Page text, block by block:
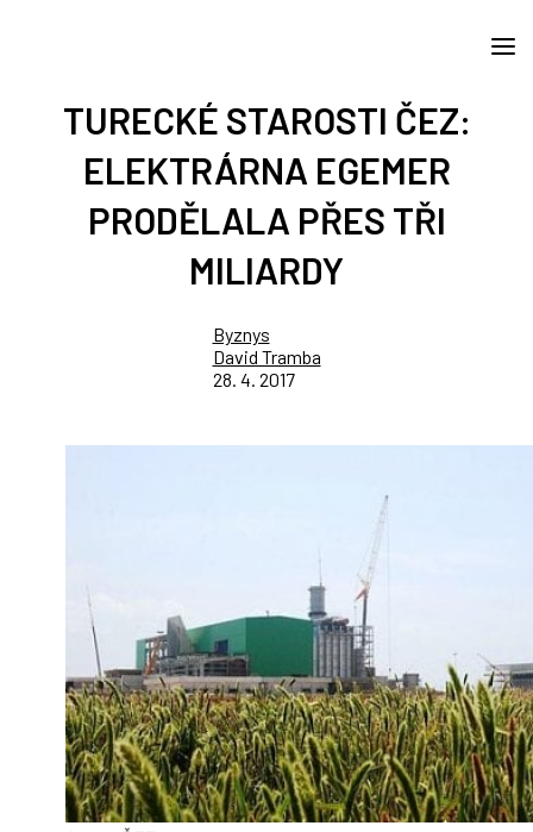
TURECKÉ STAROSTI ČEZ:
ELEKTRÁRNA EGEMER
PRODĚLALA PŘES TŘI
MILIARDY
Byznys
David Tramba
28. 4. 2017